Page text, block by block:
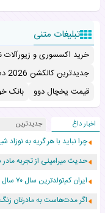
تبلیغات متنی
خرید اکسسوری و زیورآلات
جدیدترین کالکشن 2026 دستبند نقره پاندورا
قیمت یخچال دوو
بانک
اخبار داغ جدیدترین
چرا نباید با هر گریه به نوزاد
حدیث میرامینی از تجربه
ایران کم‌تولدترین سال ۷۰ سال اخیر را پشت سر گذاشت!
اگر مدت‌هاست به مادرتان